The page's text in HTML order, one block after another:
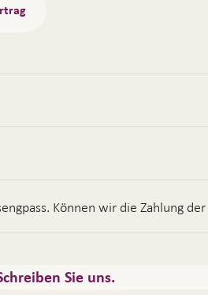
Können wir die Zahlung
Sie uns.